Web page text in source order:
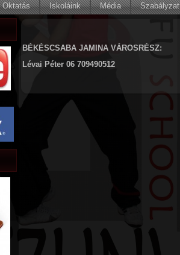
Oktatás Iskoláink Média Szabályzat
BÉKÉSCSABA JAMINA VÁROSRÉSZ:
Lévai Péter 06 709490512